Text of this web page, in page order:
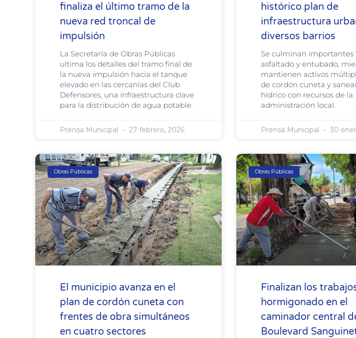
finaliza el último tramo de la
nueva red troncal de
impulsión
La Secretaría de Obras Públicas
ultima los detalles del tramo final de
la nueva impulsión hacia el tanque
elevado en las cercanías del Club
Defensores, una infraestructura clave
para la distribución de agua potable.
Prensa Municipal 27 febrero, 2026
histórico plan de
infraestructura
diversos barrios
Se culminan importantes
asfaltado y entubado,
mantienen activos
de cordón cuneta y
hídrico con recursos de la
administración local.
Prensa Municipal 30
Obras Públicas
El municipio avanza en el
plan de cordón cuneta con
frentes de obra simultáneos
en cuatro sectores
Obras Públicas
Finalizan los
hormigonado en el
caminador central
Boulevard